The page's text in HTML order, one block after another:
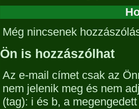
Még nincsenek
Ön is hozzászólhat
Az e-mail címet csak az
nem jelenik meg és nem
(tag): i és b, a